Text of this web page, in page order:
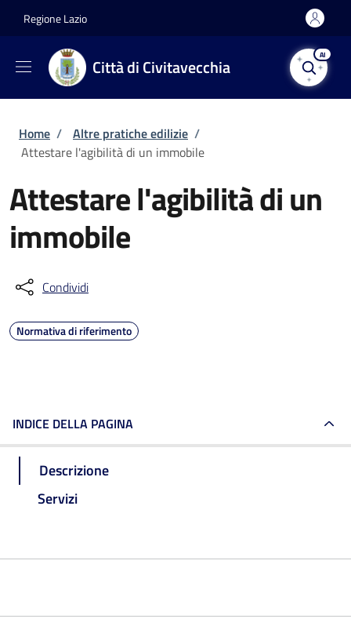
Regione Lazio
Città di Civitavecchia
AI
Briciole di pane
Home / Altre pratiche edilizie /
Attestare l'agibilità di un immobile
Attestare l'agibilità di un
immobile
Condividi
Normativa di riferimento
INDICE DELLA PAGINA
Descrizione
Servizi